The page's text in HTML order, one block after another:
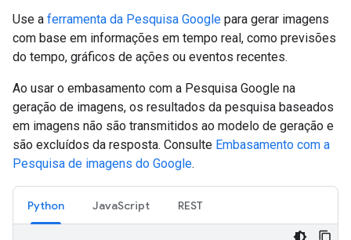
Use a ferramenta da Pesquisa Google para gerar imagens
com base em informações em tempo real, como previsões
do tempo, gráficos de ações ou eventos recentes.
Ao usar o embasamento com a Pesquisa Google na
geração de imagens, os resultados da pesquisa baseados
em imagens não são transmitidos ao modelo de geração e
são excluídos da resposta. Consulte Embasamento com a
Pesquisa de imagens do Google.
Python JavaScript REST